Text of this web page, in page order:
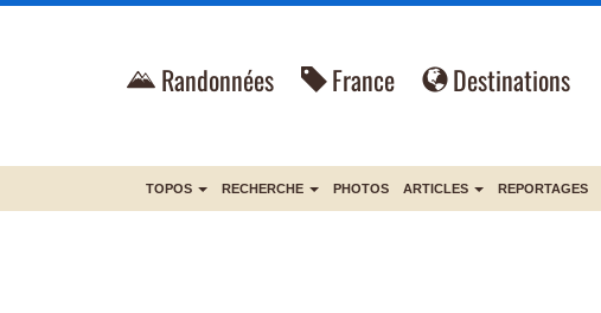
Randonnées France Destinations
TOPOS RECHERCHE PHOTOS ARTICLES REPORTAGES